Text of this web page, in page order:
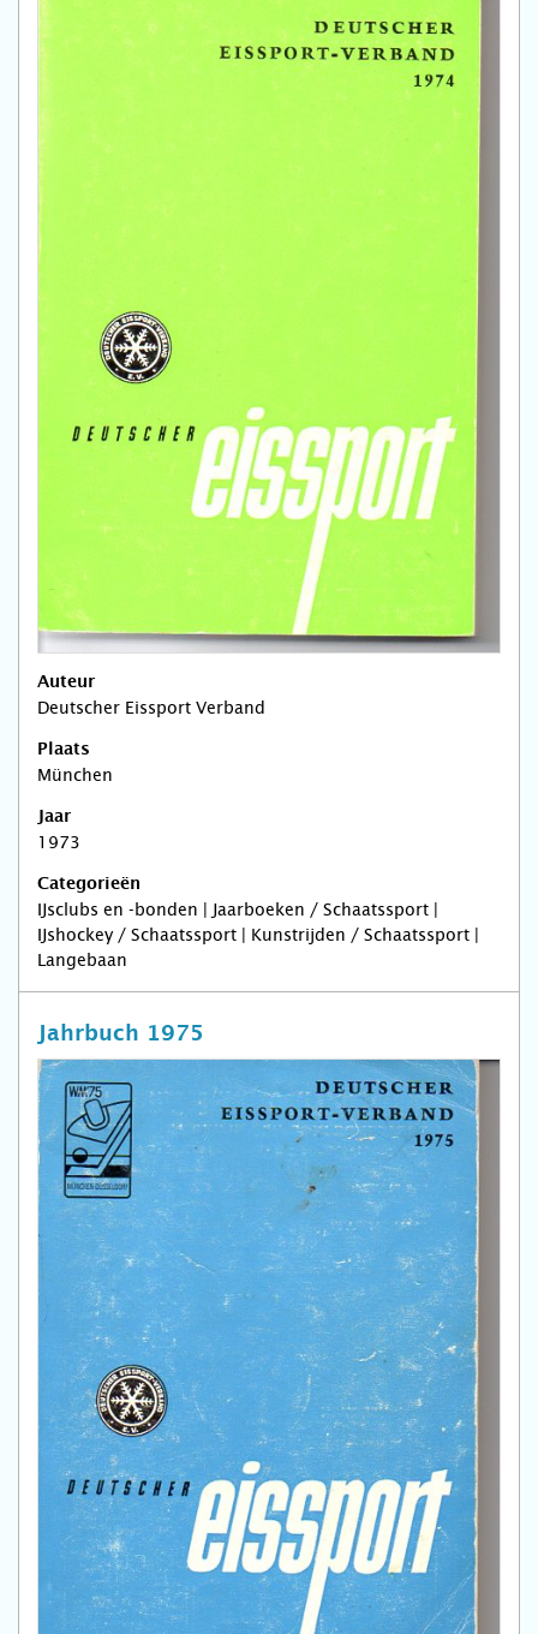
Auteur
Deutscher Eissport Verband
Plaats
München
Jaar
1973
Categorieën
IJsclubs en -bonden | Jaarboeken / Schaatssport |
IJshockey / Schaatssport | Kunstrijden / Schaatssport |
Langebaan
Jahrbuch 1975